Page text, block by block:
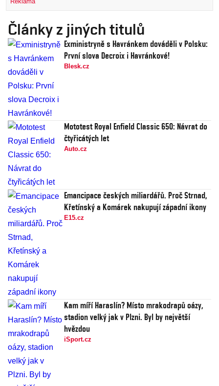
Články z jiných titulů
Exministryně s Havránkem dováděli v Polsku:
První slova Decroix i Havránkové!
Blesk.cz
Mototest Royal Enfield Classic 650: Návrat do
čtyřicátých let
Auto.cz
Emancipace českých miliardářů. Proč Strnad,
Křetínský a Komárek nakupují západní ikony
E15.cz
Kam míří Haraslín? Místo mrakodrapů oázy,
stadion velký jak v Plzni. Byl by největší
hvězdou
iSport.cz